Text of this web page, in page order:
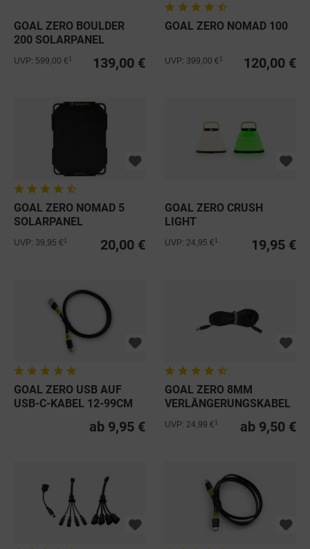
GOAL ZERO BOULDER
200 SOLARPANEL
BRIEFCASE
139,00 €
UVP: 599,00 €
GOAL ZERO NOMAD 100
120,00 €
UVP: 399,00 €
GOAL ZERO NOMAD 5
SOLARPANEL
20,00 €
UVP: 39,95 €
GOAL ZERO CRUSH
LIGHT
19,95 €
UVP: 24,95 €
GOAL ZERO USB AUF
USB-C-KABEL 12-99CM
ab 9,95 €
GOAL ZERO 8MM
VERLÄNGERUNGSKABEL
ab 9,50 €
UVP: 24,99 €